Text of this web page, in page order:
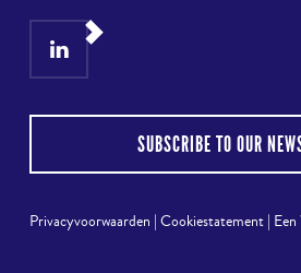
SUBSCRIBE TO OUR
Privacyvoorwaarden |Cookiestatement|